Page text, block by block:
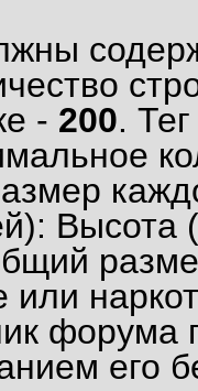
- 200.
Высота
или
форума
его